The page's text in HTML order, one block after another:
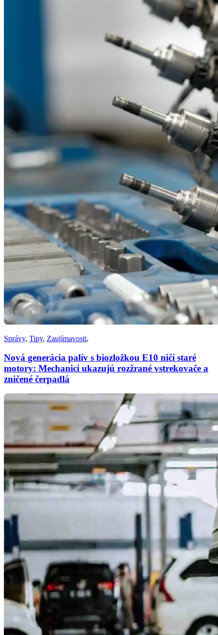
Správy, Tipy, Zaujímavosti,
Nová generácia palív s biozložkou E10 ničí staré
motory: Mechanici ukazujú rozžrané vstrekovače a
zničené čerpadlá